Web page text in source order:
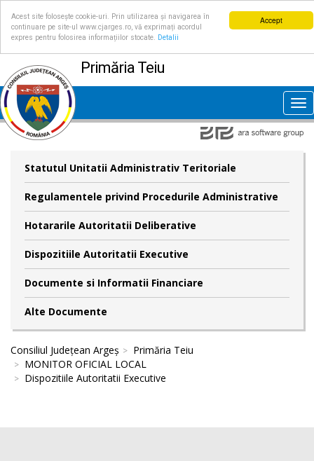
Accept
Acest site folosește cookie-uri. Prin utilizarea și navigarea în
continuare pe site-ul www.cjarges.ro, vă exprimați acordul
expres pentru folosirea informațiilor stocate.
Detalii
Primăria Teiu
Statutul Unitatii Administrativ Teritoriale
Regulamentele privind Procedurile Administrative
Hotararile Autoritatii Deliberative
Dispozitiile Autoritatii Executive
Documente si Informatii Financiare
Alte Documente
Consiliul Județean Argeș
Primăria Teiu
MONITOR OFICIAL LOCAL
Dispozitiile Autoritatii Executive